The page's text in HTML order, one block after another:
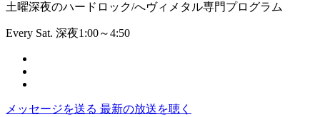
土曜深夜のハードロック/へヴィメタル専門プログラム
Every Sat. 深夜1:00～4:50
メッセージを送る 最新の放送を聴く